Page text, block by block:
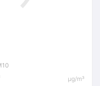
μg/m³